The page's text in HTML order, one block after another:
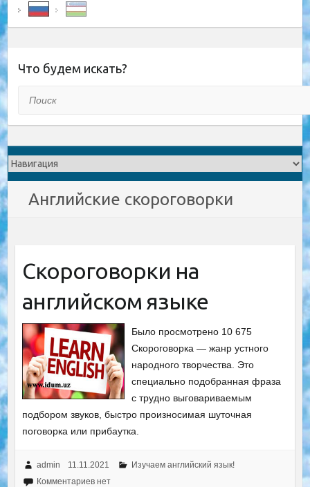
Что будем искать?
Английские скороговорки
Скороговорки на
английском языке
Было просмотрено 10 675
Скороговорка — жанр устного
народного творчества. Это
специально подобранная фраза
с трудно выговариваемым
подбором звуков, быстро произносимая шуточная
поговорка или прибаутка.
admin 11.11.2021
Изучаем английский язык!
Комментариев нет